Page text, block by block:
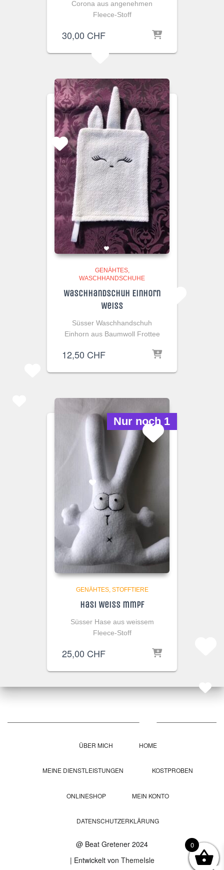
Corona aus angenehmen
Fleece-Stoff
30,00 CHF
GENÄHTES
WASCHHANDSCHUHE
Waschhandschuh Einhorn
Weiss
Süsser Waschhandschuh
Einhorn aus Baumwoll Frottee
12,50 CHF
Nur noch 1
GENÄHTES STOFFTIERE
Hasi Weiss mmpf
Süsser Hase aus weissem
Fleece-Stoff
25,00 CHF
ÜBER MICH HOME
MEINE DIENSTLEISTUNGEN KOSTPROBEN
ONLINESHOP MEIN KONTO
DATENSCHUTZERKLÄRUNG
@ Beat Gretener 2024
| Entwickelt von ThemeIsle
0